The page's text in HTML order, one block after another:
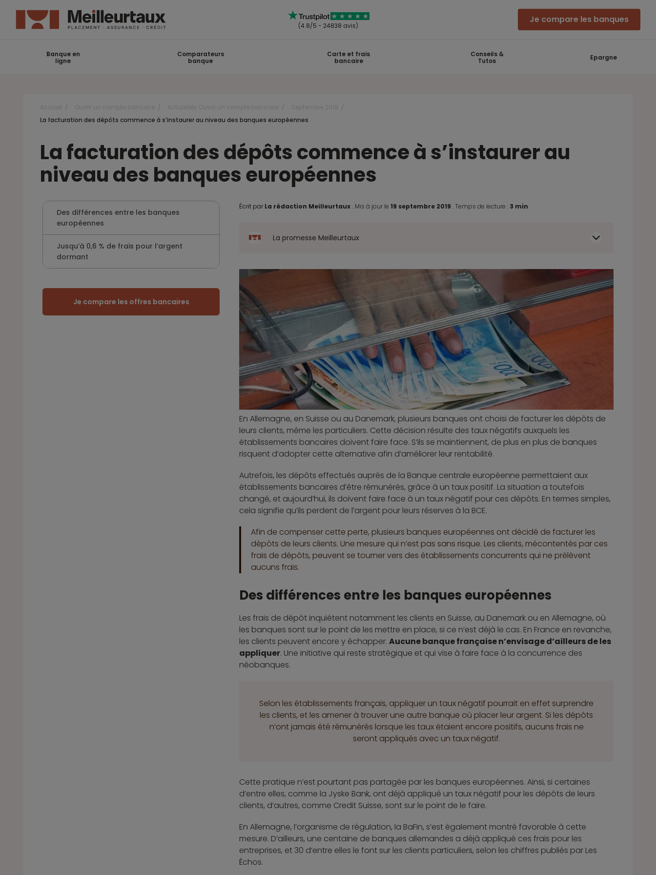
(4.8/5 - 24838 avis)
Je compare les banques
Banque en
ligne
Comparateurs
banque
Carte et frais
bancaire
Conseils &
Tutos
Epargne
La facturation des dépôts commence à s’instaurer au niveau des banques européennes
La facturation des dépôts commence à s’instaurer au
niveau des banques européennes
Des différences entre les banques
européennes
Jusqu’à 0,6 % de frais pour l’argent
dormant
Je compare les offres bancaires
Écrit par La rédaction Meilleurtaux . Mis à jour le 19 septembre 2019. Temps de lecture : 3 min
La promesse Meilleurtaux
En Allemagne, en Suisse ou au Danemark, plusieurs banques ont choisi de facturer les dépôts de
leurs clients, même les particuliers. Cette décision résulte des taux négatifs auxquels les
établissements bancaires doivent faire face. S’ils se maintiennent, de plus en plus de banques
risquent d’adopter cette alternative afin d’améliorer leur rentabilité.
Autrefois, les dépôts effectués auprès de la Banque centrale européenne permettaient aux
établissements bancaires d’être rémunérés, grâce à un taux positif. La situation a toutefois
changé, et aujourd’hui, ils doivent faire face à un taux négatif pour ces dépôts. En termes simples,
cela signifie qu’ils perdent de l’argent pour leurs réserves à la BCE.
Afin de compenser cette perte, plusieurs banques européennes ont décidé de facturer les
dépôts de leurs clients. Une mesure qui n’est pas sans risque. Les clients, mécontentés par ces
frais de dépôts, peuvent se tourner vers des établissements concurrents qui ne prélèvent
aucuns frais.
Des différences entre les banques européennes
Les frais de dépôt inquiètent notamment les clients en Suisse, au Danemark ou en Allemagne, où
les banques sont sur le point de les mettre en place, si ce n’est déjà le cas. En France en revanche,
les clients peuvent encore y échapper.Aucune banque française n’envisage d’ailleurs de les
appliquer. Une initiative qui reste stratégique et qui vise à faire face à la concurrence des
néobanques.
Selon les établissements français, appliquer un taux négatif pourrait en effet surprendre
les clients, et les amener à trouver une autre banque où placer leur argent. Si les dépôts
n’ont jamais été rémunérés lorsque les taux étaient encore positifs, aucuns frais ne
seront appliqués avec un taux négatif.
Cette pratique n’est pourtant pas partagée par les banques européennes. Ainsi, si certaines
d’entre elles, comme la Jyske Bank, ont déjà appliqué un taux négatif pour les dépôts de leurs
clients, d’autres, comme Credit Suisse, sont sur le point de le faire.
En Allemagne, l’organisme de régulation, la BaFin, s’est également montré favorable à cette
mesure. D’ailleurs, une centaine de banques allemandes a déjà appliqué ces frais pour les
entreprises, et 30 d’entre elles le font sur les clients particuliers, selon les chiffres publiés par Les
Échos.